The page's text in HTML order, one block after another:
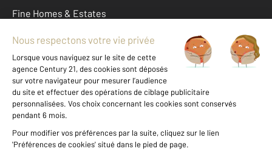
Fine Homes & Estates
À propos
International
Nous contacter